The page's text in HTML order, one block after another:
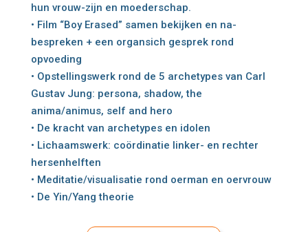
hun vrouw-zijn en moederschap.
• Film “Boy Erased” samen bekijken en na-
bespreken + een organsich gesprek rond
opvoeding
• Opstellingswerk rond de 5 archetypes van Carl
Gustav Jung: persona, shadow, the
anima/animus, self and hero
• De kracht van archetypes en idolen
• Lichaamswerk: coördinatie linker- en rechter
hersenhelften
• Meditatie/visualisatie rond oerman en oervrouw
• De Yin/Yang theorie